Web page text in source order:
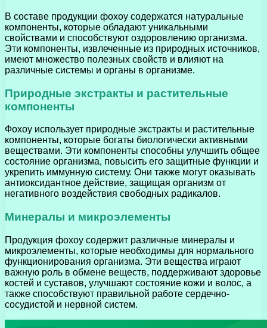
В составе продукции фохоу содержатся натуральные
компоненты, которые обладают уникальными
свойствами и способствуют оздоровлению организма.
Эти компоненты, извлеченные из природных источников,
имеют множество полезных свойств и влияют на
различные системы и органы в организме.
Природные экстракты и растительные
компоненты
Фохоу использует природные экстракты и растительные
компоненты, которые богаты биологически активными
веществами. Эти компоненты способны улучшить общее
состояние организма, повысить его защитные функции и
укрепить иммунную систему. Они также могут оказывать
антиоксидантное действие, защищая организм от
негативного воздействия свободных радикалов.
Минералы и микроэлементы
Продукция фохоу содержит различные минералы и
микроэлементы, которые необходимы для нормального
функционирования организма. Эти вещества играют
важную роль в обмене веществ, поддерживают здоровье
костей и суставов, улучшают состояние кожи и волос, а
также способствуют правильной работе сердечно-
сосудистой и нервной систем.